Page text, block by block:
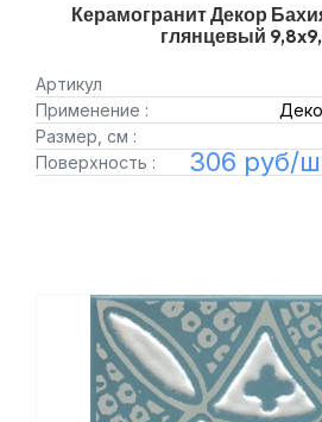
Керамогранит Декор
глянцевый
Артикул
Применение :
Размер, см :
Поверхность :
306 руб/